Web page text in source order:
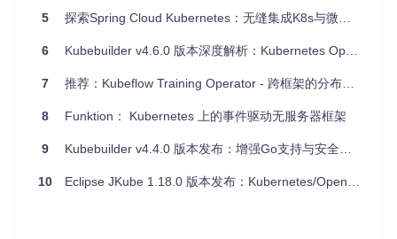
5 探索Spring Cloud Kubernetes：无缝集成K8s与微服务
6 Kubebuilder v4.6.0 版本深度解析：Kubernetes Operator 开发框架的重要更新
7 推荐：Kubeflow Training Operator - 跨框架的分布式训练利器！
8 Funktion： Kubernetes 上的事件驱动无服务器框架
9 Kubebuilder v4.4.0 版本发布：增强Go支持与安全特性
10 Eclipse JKube 1.18.0 版本发布：Kubernetes/OpenShift 开发工具新特性解析